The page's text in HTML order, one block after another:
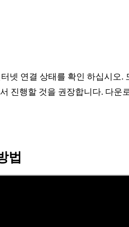
넷 연결 상태를 확인 하십시오.
진행할 것을 권장합니다. 다운
법